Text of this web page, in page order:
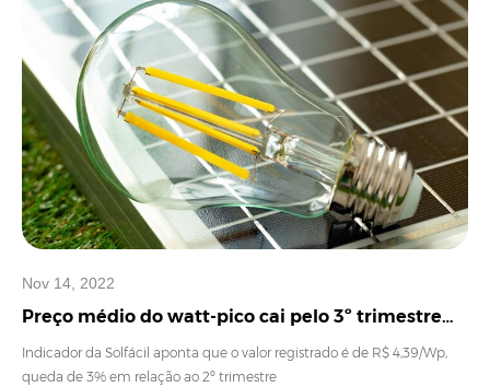
Nov 14, 2022
Preço médio do watt-pico cai pelo 3º trimestre
consecutivo
Indicador da Solfácil aponta que o valor registrado é de R$ 4,39/Wp,
queda de 3% em relação ao 2º trimestre